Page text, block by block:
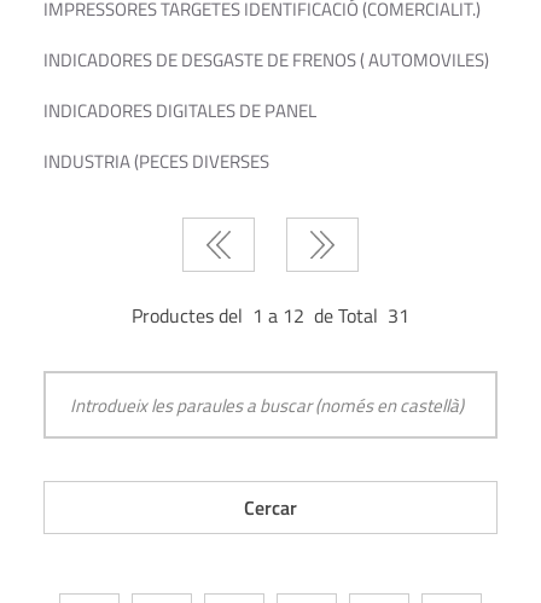
IMPRESSORES TARGETES IDENTIFICACIÓ (COMERCIALIT.)
INDICADORES DE DESGASTE DE FRENOS ( AUTOMOVILES)
INDICADORES DIGITALES DE PANEL
INDUSTRIA (PECES DIVERSES
Productes del 1 a 12 de Total 31